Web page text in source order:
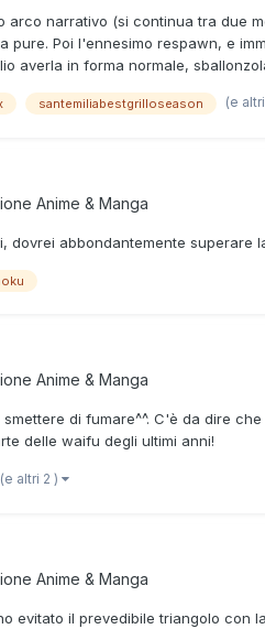
narrativo (si continua tra due
pure. Poi l'ennesimo respawn, e
averla in forma normale,
santemiliabestgrilloseason (e
Anime & Manga
dovrei abbondantemente superare
Anime & Manga
di fumare^^. C'è da dire
delle waifu degli ultimi anni!
(e altri 2 )
Anime & Manga
evitato il prevedibile triangolo